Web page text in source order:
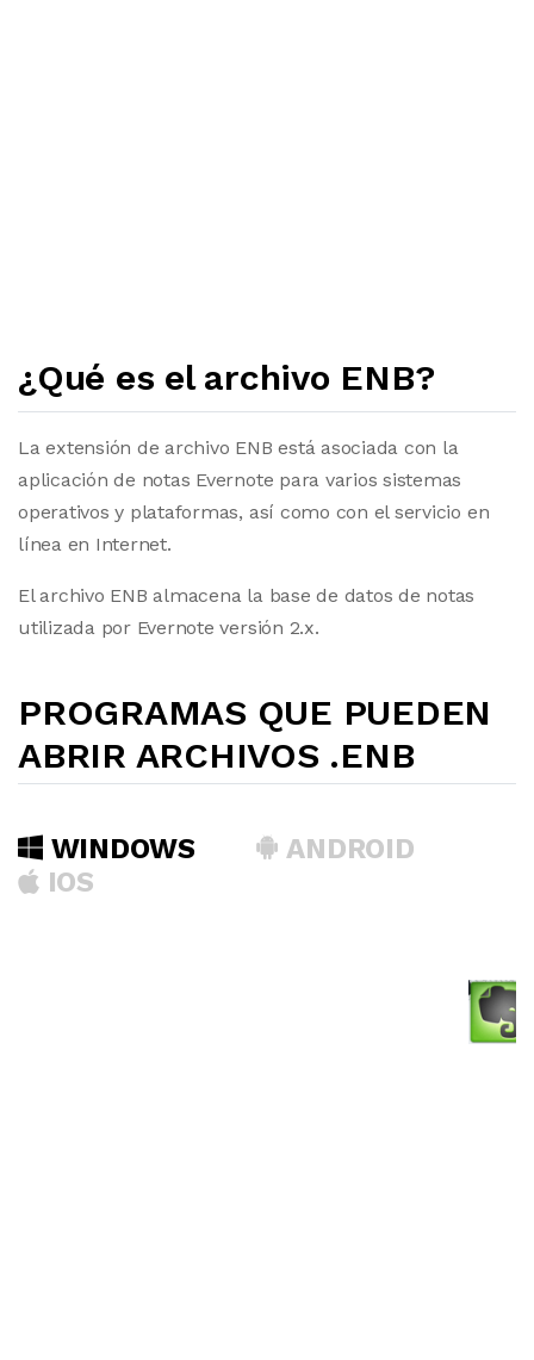
¿Qué es el archivo ENB?
La extensión de archivo ENB está asociada con la
aplicación de notas Evernote para varios sistemas
operativos y plataformas, así como con el servicio en
línea en Internet.
El archivo ENB almacena la base de datos de notas
utilizada por Evernote versión 2.x.
PROGRAMAS QUE PUEDEN
ABRIR ARCHIVOS .ENB
WINDOWS
ANDROID
IOS